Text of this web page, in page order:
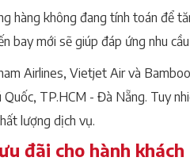
hàng không đang tính toán để
bay mới sẽ giúp đáp ứng nhu
Airlines, Vietjet Air và
TP.HCM - Đà Nẵng. Tuy
lượng dịch vụ.
đãi cho hành khách